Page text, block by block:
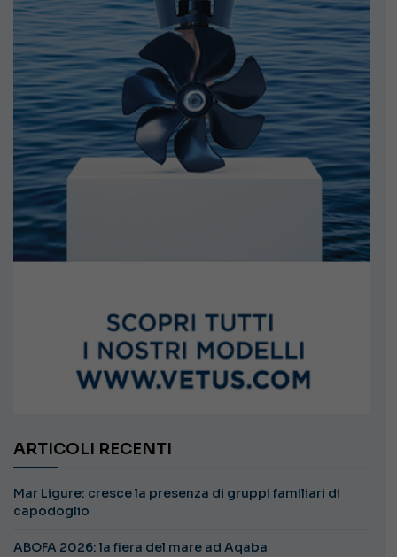
ARTICOLI RECENTI
Mar Ligure: cresce la presenza di gruppi familiari di
capodoglio
ABOFA 2026: la fiera del mare ad Aqaba